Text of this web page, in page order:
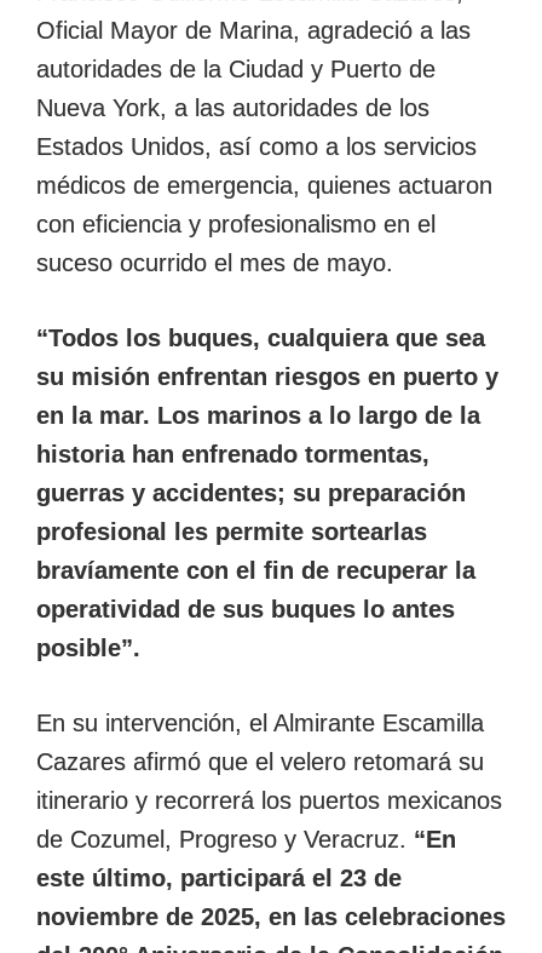
Oficial Mayor de Marina, agradeció a las
autoridades de la Ciudad y Puerto de
Nueva York, a las autoridades de los
Estados Unidos, así como a los servicios
médicos de emergencia, quienes actuaron
con eficiencia y profesionalismo en el
suceso ocurrido el mes de mayo.
“Todos los buques, cualquiera que sea
su misión enfrentan riesgos en puerto y
en la mar. Los marinos a lo largo de la
historia han enfrenado tormentas,
guerras y accidentes; su preparación
profesional les permite sortearlas
bravíamente con el fin de recuperar la
operatividad de sus buques lo antes
posible”.
En su intervención, el Almirante Escamilla
Cazares afirmó que el velero retomará su
itinerario y recorrerá los puertos mexicanos
de Cozumel, Progreso y Veracruz. “En
este último, participará el 23 de
noviembre de 2025, en las celebraciones